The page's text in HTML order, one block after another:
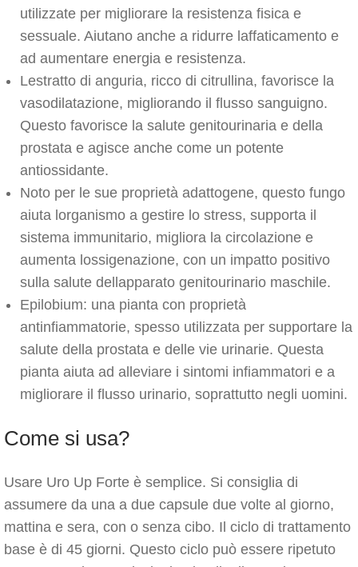
utilizzate per migliorare la resistenza fisica e
sessuale. Aiutano anche a ridurre laffaticamento e
ad aumentare energia e resistenza.
Lestratto di anguria, ricco di citrullina, favorisce la
vasodilatazione, migliorando il flusso sanguigno.
Questo favorisce la salute genitourinaria e della
prostata e agisce anche come un potente
antiossidante.
Noto per le sue proprietà adattogene, questo fungo
aiuta lorganismo a gestire lo stress, supporta il
sistema immunitario, migliora la circolazione e
aumenta lossigenazione, con un impatto positivo
sulla salute dellapparato genitourinario maschile.
Epilobium: una pianta con proprietà
antinfiammatorie, spesso utilizzata per supportare la
salute della prostata e delle vie urinarie. Questa
pianta aiuta ad alleviare i sintomi infiammatori e a
migliorare il flusso urinario, soprattutto negli uomini.
Come si usa?
Usare Uro Up Forte è semplice. Si consiglia di
assumere da una a due capsule due volte al giorno,
mattina e sera, con o senza cibo. Il ciclo di trattamento
base è di 45 giorni. Questo ciclo può essere ripetuto